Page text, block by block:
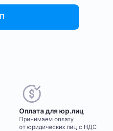
Оплата для юр.лиц
Принимаем оплату
от юридических лиц с НДС